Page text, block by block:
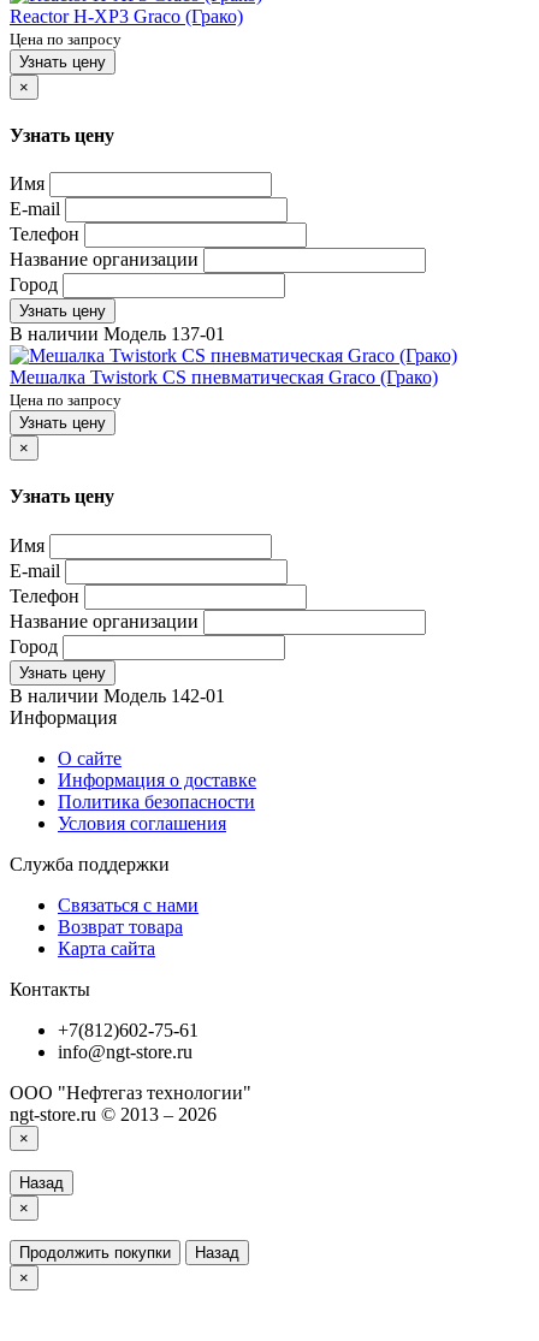
Reactor H-XP3 Graco (Грако)
Цена по запросу
Узнать цену
×
Узнать цену
Имя
E-mail
Телефон
Название организации
Город
Узнать цену
В наличии Модель 137-01
Мешалка Twistork CS пневматическая Graco (Грако)
Цена по запросу
Узнать цену
×
Узнать цену
Имя
E-mail
Телефон
Название организации
Город
Узнать цену
В наличии Модель 142-01
Информация
О сайте
Информация о доставке
Политика безопасности
Условия соглашения
Служба поддержки
Связаться с нами
Возврат товара
Карта сайта
Контакты
+7(812)602-75-61
info@ngt-store.ru
ООО "Нефтегаз технологии"
ngt-store.ru © 2013 – 2026
×
Назад
×
Продолжить покупки
Назад
×